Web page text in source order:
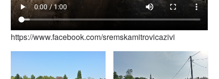
https://www.facebook.com/sremskamitrovicazivi